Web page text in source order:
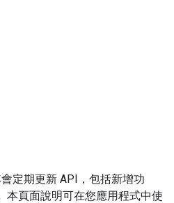
定期更新 API，包括新增功
本頁面說明可在您應用程式中使